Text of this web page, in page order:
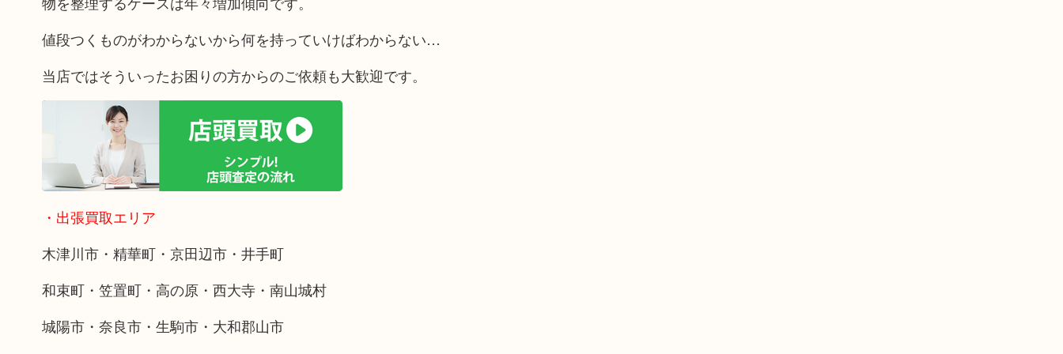
値段つくものがわからないから何を持っていけばわからない…
当店ではそういったお困りの方からのご依頼も大歓迎です。
・出張買取エリア
木津川市・精華町・京田辺市・井手町
和束町・笠置町・高の原・西大寺・南山城村
城陽市・奈良市・生駒市・大和郡山市